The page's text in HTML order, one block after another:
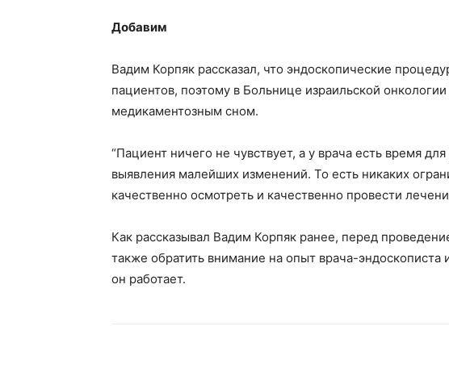
Добавим
Вадим Корпяк рассказал, что эндоскопические
пациентов, поэтому в Больнице израильской
медикаментозным сном.
“Пациент ничего не чувствует, а у врача есть время
выявления малейших изменений. То есть никаких
качественно осмотреть и качественно провести
Как рассказывал Вадим Корпяк ранее, перед
также обратить внимание на опыт врача-эндоскописта
он работает.